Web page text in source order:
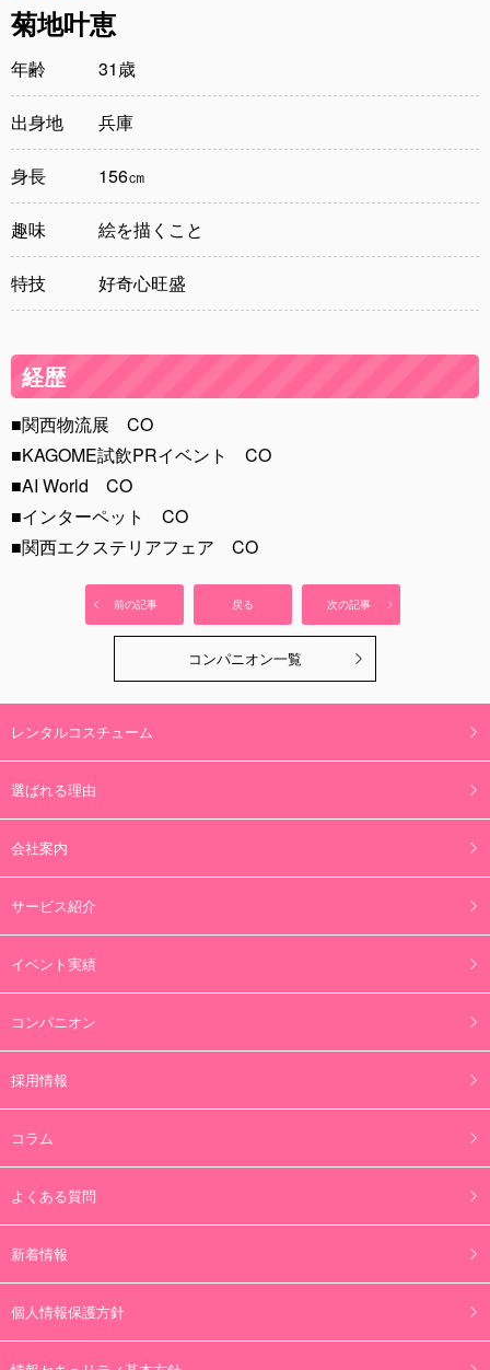
菊地叶恵
年齢 31歳
出身地 兵庫
身長 156㎝
趣味 絵を描くこと
特技 好奇心旺盛
経歴
■関西物流展 CO
■KAGOME試飲PRイベント CO
■AI World CO
■インターペット CO
■関西エクステリアフェア CO
前の記事 戻る 次の記事
コンパニオン一覧
レンタルコスチューム
選ばれる理由
会社案内
サービス紹介
イベント実績
コンパニオン
採用情報
コラム
よくある質問
新着情報
個人情報保護方針